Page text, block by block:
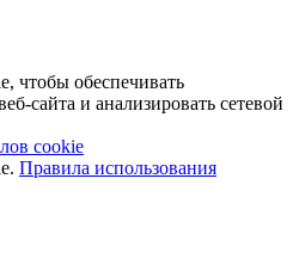
чтобы обеспечивать
сайта и анализировать сетевой
cookie
Правила использования